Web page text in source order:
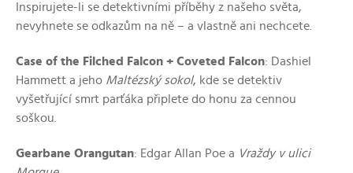
Inspirujete-li se detektivními příběhy z našeho světa,
nevyhnete se odkazům na ně – a vlastně ani nechcete.
Case of the Filched Falcon + Coveted Falcon: Dashiel
Hammett a jeho Maltézský sokol, kde se detektiv
vyšetřující smrt parťáka připlete do honu za cennou
soškou.
Gearbane Orangutan: Edgar Allan Poe a Vraždy v ulici